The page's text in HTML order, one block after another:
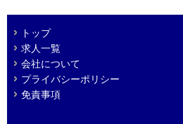
トップ
求人一覧
会社について
プライバシーポリシー
免責事項